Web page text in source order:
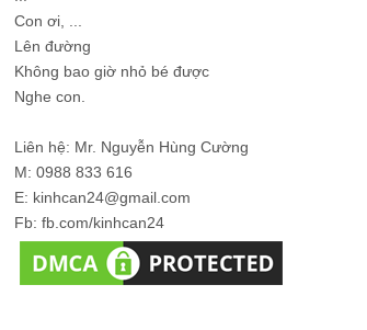
Con ơi, ...
Lên đường
Không bao giờ nhỏ bé được
Nghe con.
Liên hệ: Mr. Nguyễn Hùng Cường
M: 0988 833 616
E: kinhcan24@gmail.com
Fb: fb.com/kinhcan24